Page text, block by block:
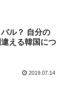
ル？ 自分の
える韓国につ
2019.07.14